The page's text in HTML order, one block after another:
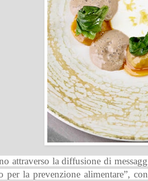
attraverso la diffusione di
per la prevenzione alimentare”,